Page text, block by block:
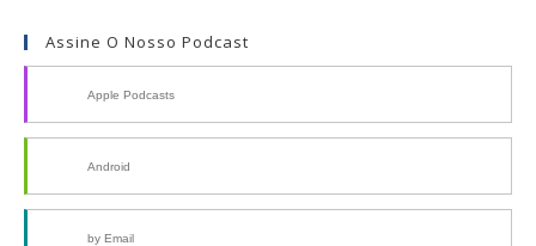
Assine O Nosso Podcast
Apple Podcasts
Android
by Email